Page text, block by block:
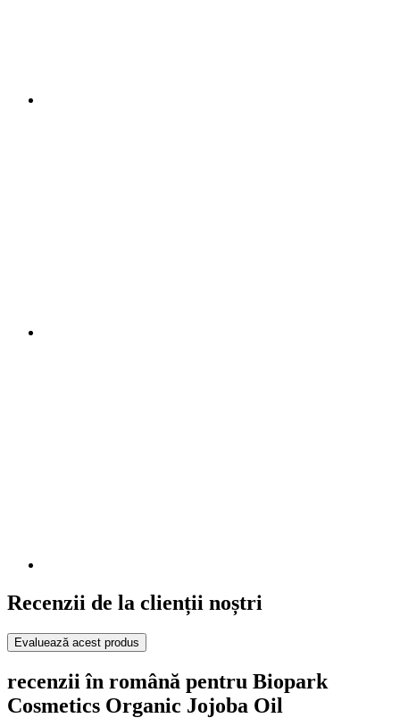
Recenzii de la clienții noștri
Evaluează acest produs
recenzii în română pentru Biopark
Cosmetics Organic Jojoba Oil